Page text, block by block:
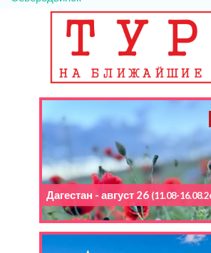
Дагестан - август 26 (11.08-